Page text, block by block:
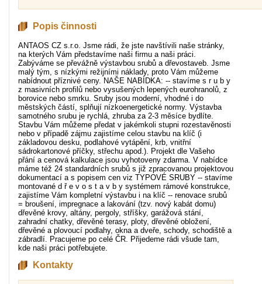
Popis činnosti
ANTAOS CZ s.r.o. Jsme rádi, že jste navštívili naše stránky,
na kterých Vám představíme naši firmu a naši práci.
Zabýváme se převážně výstavbou srubů a dřevostaveb. Jsme
malý tým, s nízkými režijními náklady, proto Vám můžeme
nabídnout příznivé ceny. NAŠE NABÍDKA: -- stavíme s r u b y
z masivních profilů nebo vysušených lepených eurohranolů, z
borovice nebo smrku. Sruby jsou moderní, vhodné i do
městských částí, splňují nízkoenergetické normy. Výstavba
samotného srubu je rychlá, zhruba za 2-3 měsíce bydlíte.
Stavbu Vám můžeme předat v jakémkoli stupni rozestavěnosti
nebo v případě zájmu zajistíme celou stavbu na klíč (i
základovou desku, podlahové vytápění, krb, vnitřní
sádrokartonové příčky, střechu apod.). Projekt dle Vašeho
přání a cenová kalkulace jsou vyhotoveny zdarma. V nabídce
máme též 24 standardních srubů s již zpracovanou projektovou
dokumentací a s popisem cen viz TYPOVÉ SRUBY -- stavíme
montované d ř e v o s t a v b y systémem rámové konstrukce,
zajistíme Vám kompletní výstavbu i na klíč -- renovace srubů
= broušení, impregnace a lakování (tzv. nový kabát domu)
dřevěné krovy, altány, pergoly, stříšky, garážová stání,
zahradní chatky, dřevěné terasy, ploty, dřevěné obložení,
dřevěné a plovoucí podlahy, okna a dveře, schody, schodiště a
zábradlí. Pracujeme po celé ČR. Přijedeme rádi všude tam,
kde naši práci potřebujete.
Kontakty